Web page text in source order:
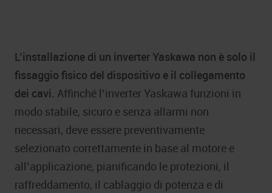
L’installazione di un inverter Yaskawa non è solo il
fissaggio fisico del dispositivo e il collegamento
dei cavi. Affinché l’inverter Yaskawa funzioni in
modo stabile, sicuro e senza allarmi non
necessari, deve essere preventivamente
selezionato correttamente in base al motore e
all’applicazione, pianificando le protezioni, il
raffreddamento, il cablaggio di potenza e di